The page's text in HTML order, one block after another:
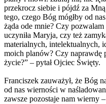
przekrocz siebie i pójdź za
tego, czego Bóg mógłby od
żąda ode mnie? Czy
uczyniła Maryja, czy też
materialnych, intelektualnych,
moich planów? Czy
życie?” – pytał Ojciec Święty.
Franciszek zauważył, że Bóg
od nas wierności w
zawsze pozostaje nam wierny